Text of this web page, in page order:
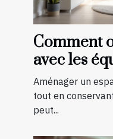
Comment
avec les
bébé?
Aménager un
tout en
peut...